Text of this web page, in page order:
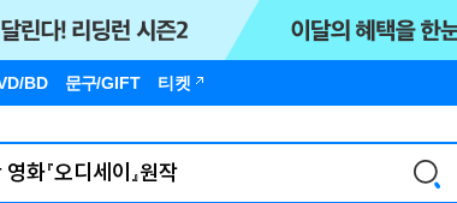
BD 문구/GIFT 티켓